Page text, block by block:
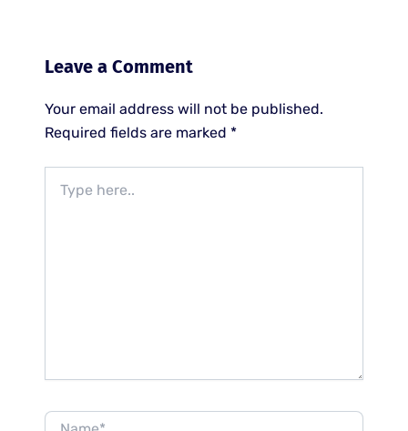
Leave a Comment
Your email address will not be published.
Required fields are marked *
here..
Name*